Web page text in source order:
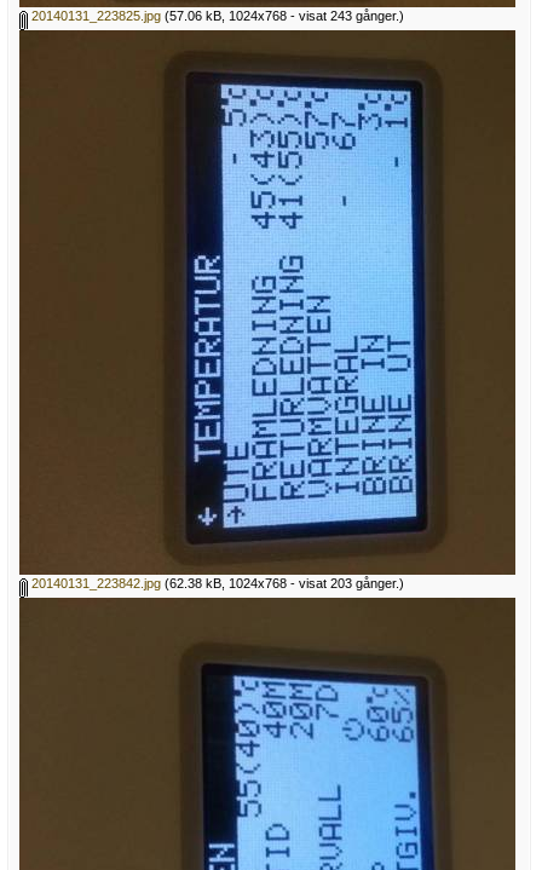
20140131_223825.jpg (57.06 kB, 1024x768 - visat 243 gånger.)
20140131_223842.jpg (62.38 kB, 1024x768 - visat 203 gånger.)